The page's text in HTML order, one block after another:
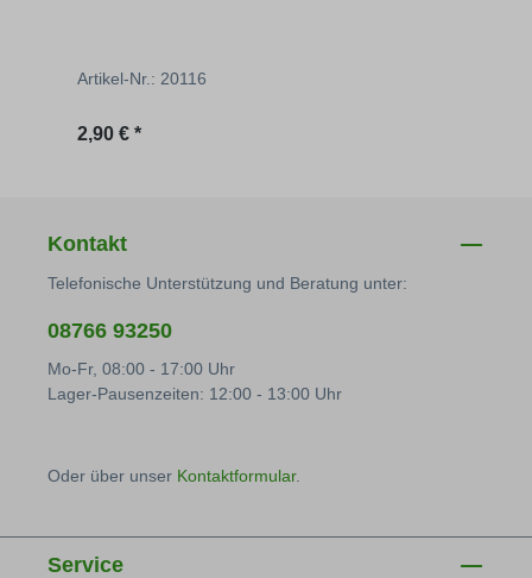
Artikel-Nr.: 20116
Regulärer Preis:
2,90 € *
Kontakt
Telefonische Unterstützung und Beratung unter:
08766 93250
Mo-Fr, 08:00 - 17:00 Uhr
Lager-Pausenzeiten: 12:00 - 13:00 Uhr
Oder über unser Kontaktformular.
Service